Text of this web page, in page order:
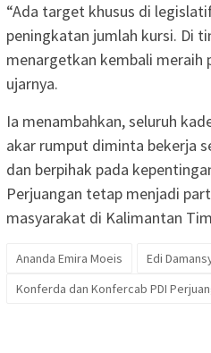
“Ada target khusus di
peningkatan jumlah kursi. Di
menargetkan kembali meraih
ujarnya.
Ia menambahkan, seluruh
akar rumput diminta bekerja
dan berpihak pada
Perjuangan tetap menjadi
masyarakat di Kalimantan
Ananda Emira Moeis Edi
Konferda dan Konfercab PDI